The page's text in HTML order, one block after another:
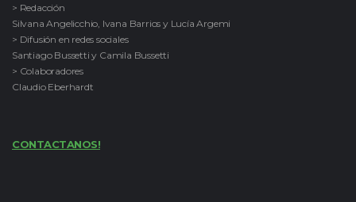
> Redacción
Silvana Angelicchio, Ivana Barrios y Lucía Argemi
> Difusión en redes sociales
Santiago Bussetti y Camila Bussetti
> Colaboradores
Claudio Eberhardt
CONTACTANOS!